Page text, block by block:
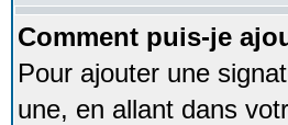
Comment puis-je
Pour ajouter une
une, en allant dans